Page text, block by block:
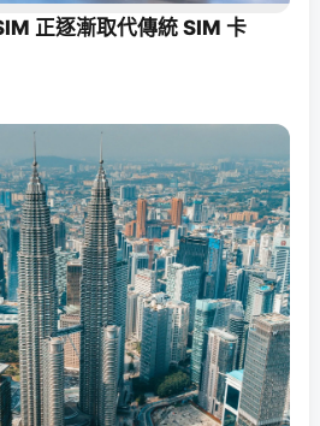
正逐漸取代傳統 SIM 卡